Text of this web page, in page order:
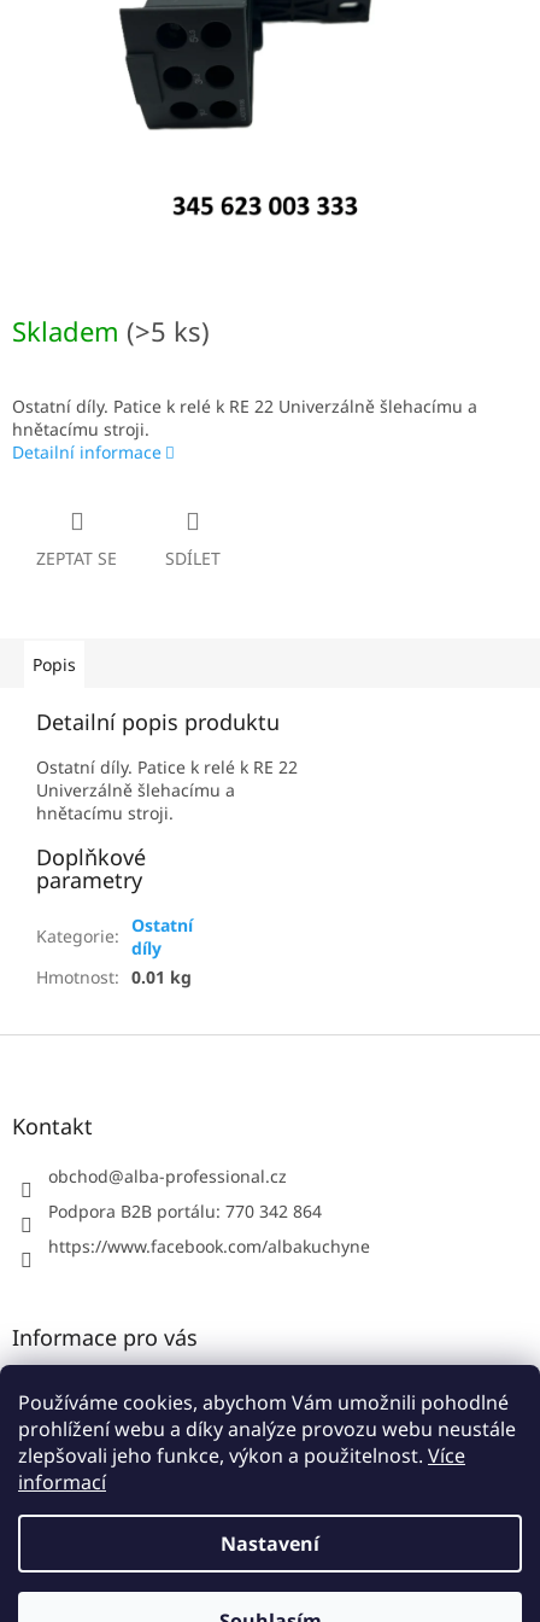
Používáme cookies, abychom Vám umožnili pohodlné
prohlížení webu a díky analýze provozu webu neustále
zlepšovali jeho funkce, výkon a použitelnost. Více
informací
Nastavení
Skladem (>5 ks)
Ostatní díly. Patice k relé k RE 22 Univerzálně šlehacímu a
hnětacímu stroji.
Detailní informace
ZEPTAT SE SDÍLET
Popis
Detailní popis produktu
Ostatní díly. Patice k relé k RE 22
Univerzálně šlehacímu a
hnětacímu stroji.
Doplňkové
parametry
Kategorie: Ostatní
díly
Hmotnost: 0.01 kg
Z
Kontakt
obchod@alba-professional.cz
Podpora B2B portálu: 770 342 864
https://www.facebook.com/albakuchyne
Informace pro vás
Obchodní podmínky
Podmínky ochrany osobních údajů
Vytvořil Shoptet